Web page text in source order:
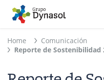
Home
Comunicación
Reporte de Sostenibilidad